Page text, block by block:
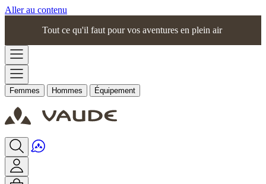
Aller au contenu
Tout ce qu'il faut pour vos aventures en plein air
Femmes Hommes Équipement